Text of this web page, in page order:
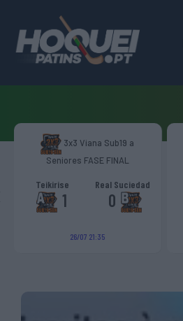
3x3 Viana Sub19 a
Seniores FASE FINAL
Teikirise
1
Real Suciedad
0
26/07 21:35